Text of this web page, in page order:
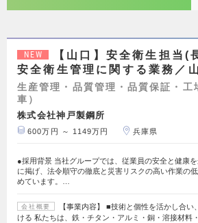
NEW
【山口】安全衛生担当(
安全衛生管理に関する業務／
生産管理・品質管理・品質保証・工
車）
株式会社神戸製鋼所
600万円 ～ 1149万円 兵庫県
●採用背景 当社グループでは、従業員の安全と健康
に掲げ、法令順守の徹底と災害リスクの高い作業の
めています。…
会社概要
【事業内容】 ■技術と個性を活かし合
ける 私たちは、鉄・チタン・アルミ・銅・溶接材料